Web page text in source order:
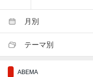
月別
テーマ別
ABEMA